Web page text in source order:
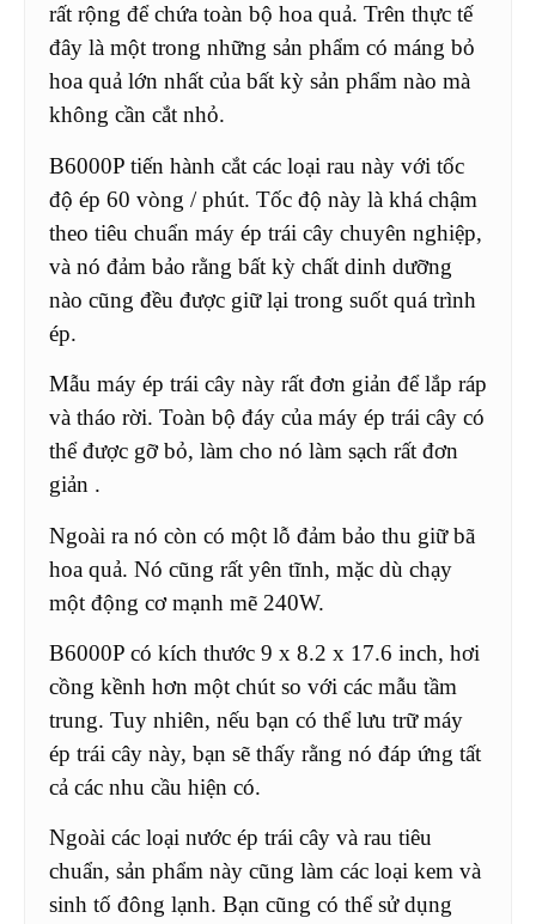
rất rộng để chứa toàn bộ hoa quả. Trên thực tế
đây là một trong những sản phẩm có máng bỏ
hoa quả lớn nhất của bất kỳ sản phẩm nào mà
không cần cắt nhỏ.
B6000P tiến hành cắt các loại rau này với tốc
độ ép 60 vòng / phút. Tốc độ này là khá chậm
theo tiêu chuẩn máy ép trái cây chuyên nghiệp,
và nó đảm bảo rằng bất kỳ chất dinh dưỡng
nào cũng đều được giữ lại trong suốt quá trình
ép.
Mẫu máy ép trái cây này rất đơn giản để lắp ráp
và tháo rời. Toàn bộ đáy của máy ép trái cây có
thể được gỡ bỏ, làm cho nó làm sạch rất đơn
giản .
Ngoài ra nó còn có một lỗ đảm bảo thu giữ bã
hoa quả. Nó cũng rất yên tĩnh, mặc dù chạy
một động cơ mạnh mẽ 240W.
B6000P có kích thước 9 x 8.2 x 17.6 inch, hơi
cồng kềnh hơn một chút so với các mẫu tầm
trung. Tuy nhiên, nếu bạn có thể lưu trữ máy
ép trái cây này, bạn sẽ thấy rằng nó đáp ứng tất
cả các nhu cầu hiện có.
Ngoài các loại nước ép trái cây và rau tiêu
chuẩn, sản phẩm này cũng làm các loại kem và
sinh tố đông lạnh. Bạn cũng có thể sử dụng